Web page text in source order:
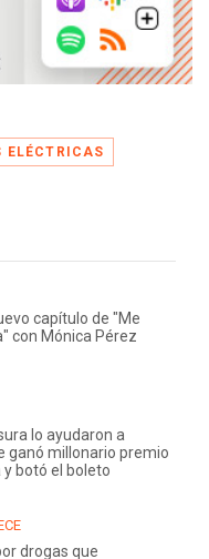
ELÉCTRICAS
capítulo de "Me
con Mónica Pérez
lo ayudaron a
ganó millonario premio
botó el boleto
drogas que